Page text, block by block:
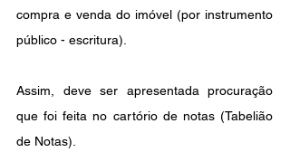
compra e venda do imóvel (por instrumento
público - escritura).
Assim, deve ser apresentada procuração
que foi feita no cartório de notas (Tabelião
de Notas).